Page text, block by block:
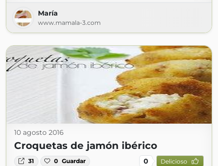
María
www.mamala-3.com
10 agosto 2016
Croquetas de jamón ibérico
31 0 Guardar 0 Delicioso